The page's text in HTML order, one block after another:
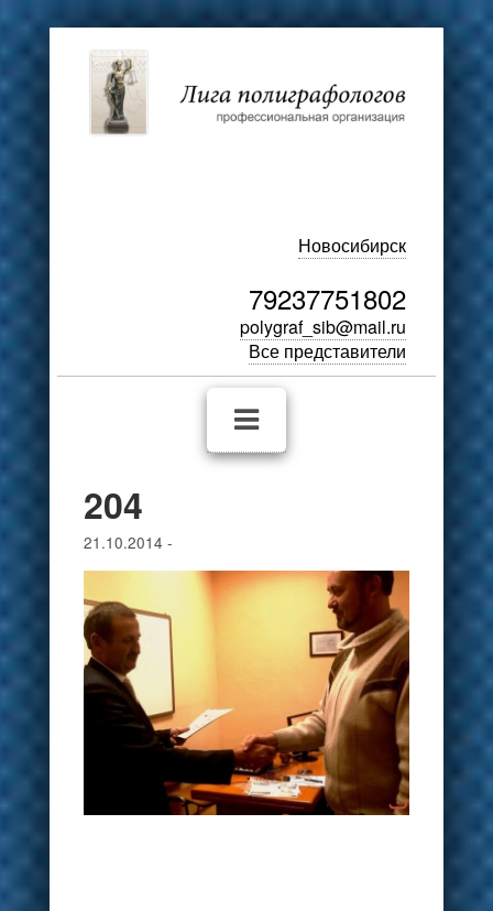
Новосибирск
79237751802
polygraf_sib@mail.ru
Все представители
204
21.10.2014 -